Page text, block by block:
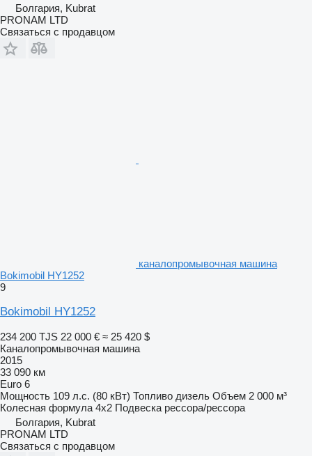
Болгария, Kubrat
PRONAM LTD
Связаться с продавцом
каналопромывочная машина
Bokimobil HY1252
9
Bokimobil HY1252
234 200 TJS 22 000 € ≈ 25 420 $
Каналопромывочная машина
2015
33 090 км
Euro 6
Мощность 109 л.с. (80 кВт) Топливо дизель Объем 2 000 м³
Колесная формула 4x2 Подвеска рессора/рессора
Болгария, Kubrat
PRONAM LTD
Связаться с продавцом